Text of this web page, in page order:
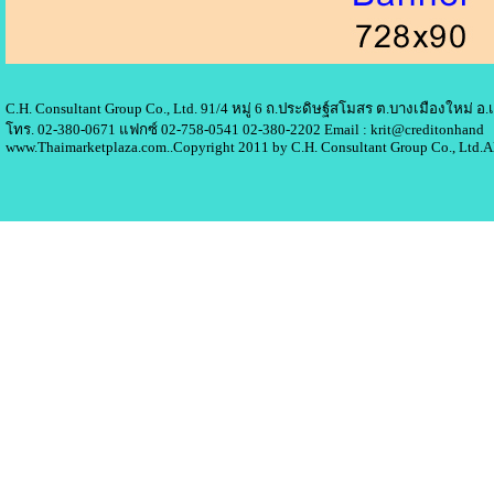
C.H. Consultant Group Co., Ltd. 91/4 หมู่ 6 ถ.ประดิษฐ์สโมสร ต.บางเมืองใหม่ อ
โทร. 02-380-0671 แฟกซ์ 02-758-0541 02-380-2202 Email : krit@creditonhand
www.Thaimarketplaza.com..Copyright 2011 by C.H. Consultant Group Co.,